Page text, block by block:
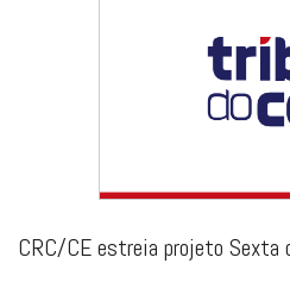
CRC/CE estreia projeto Sexta